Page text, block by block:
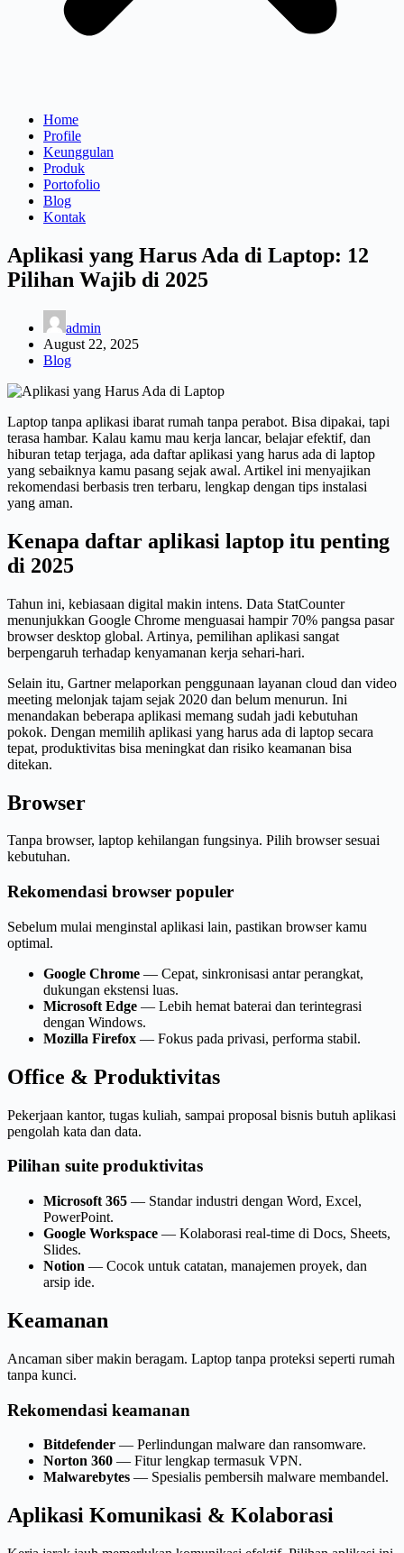
Home
Profile
Keunggulan
Produk
Portofolio
Blog
Kontak
Aplikasi yang Harus Ada di Laptop: 12
Pilihan Wajib di 2025
admin
August 22, 2025
Blog
Laptop tanpa aplikasi ibarat rumah tanpa perabot. Bisa dipakai, tapi
terasa hambar. Kalau kamu mau kerja lancar, belajar efektif, dan
hiburan tetap terjaga, ada daftar aplikasi yang harus ada di laptop
yang sebaiknya kamu pasang sejak awal. Artikel ini menyajikan
rekomendasi berbasis tren terbaru, lengkap dengan tips instalasi
yang aman.
Kenapa daftar aplikasi laptop itu penting
di 2025
Tahun ini, kebiasaan digital makin intens. Data StatCounter
menunjukkan Google Chrome menguasai hampir 70% pangsa pasar
browser desktop global. Artinya, pemilihan aplikasi sangat
berpengaruh terhadap kenyamanan kerja sehari-hari.
Selain itu, Gartner melaporkan penggunaan layanan cloud dan video
meeting melonjak tajam sejak 2020 dan belum menurun. Ini
menandakan beberapa aplikasi memang sudah jadi kebutuhan
pokok. Dengan memilih aplikasi yang harus ada di laptop secara
tepat, produktivitas bisa meningkat dan risiko keamanan bisa
ditekan.
Browser
Tanpa browser, laptop kehilangan fungsinya. Pilih browser sesuai
kebutuhan.
Rekomendasi browser populer
Sebelum mulai menginstal aplikasi lain, pastikan browser kamu
optimal.
Google Chrome — Cepat, sinkronisasi antar perangkat,
dukungan ekstensi luas.
Microsoft Edge — Lebih hemat baterai dan terintegrasi
dengan Windows.
Mozilla Firefox — Fokus pada privasi, performa stabil.
Office & Produktivitas
Pekerjaan kantor, tugas kuliah, sampai proposal bisnis butuh aplikasi
pengolah kata dan data.
Pilihan suite produktivitas
Microsoft 365 — Standar industri dengan Word, Excel,
PowerPoint.
Google Workspace — Kolaborasi real-time di Docs, Sheets,
Slides.
Notion — Cocok untuk catatan, manajemen proyek, dan
arsip ide.
Keamanan
Ancaman siber makin beragam. Laptop tanpa proteksi seperti rumah
tanpa kunci.
Rekomendasi keamanan
Bitdefender — Perlindungan malware dan ransomware.
Norton 360 — Fitur lengkap termasuk VPN.
Malwarebytes — Spesialis pembersih malware membandel.
Aplikasi Komunikasi & Kolaborasi